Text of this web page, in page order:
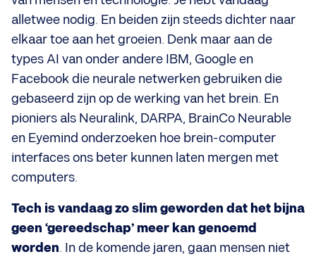
alletwee nodig. En beiden zijn steeds dichter naar
elkaar toe aan het groeien. Denk maar aan de
types AI van onder andere IBM, Google en
Facebook die neurale netwerken gebruiken die
gebaseerd zijn op de werking van het brein. En
pioniers als Neuralink, DARPA, BrainCo Neurable
en Eyemind onderzoeken hoe brein-computer
interfaces ons beter kunnen laten mergen met
computers.
Tech is vandaag zo slim geworden dat het bijna
geen ‘gereedschap’ meer kan genoemd
worden. In de komende jaren, gaan mensen niet